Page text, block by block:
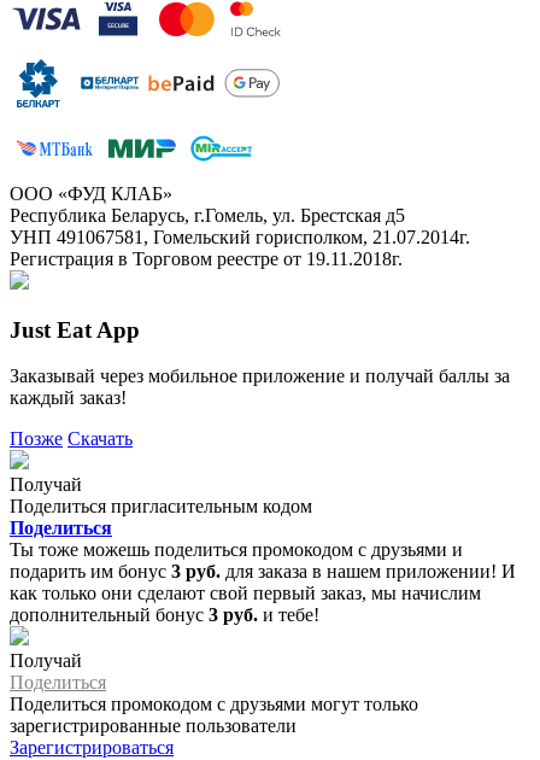
ООО «ФУД КЛАБ»
Республика Беларусь, г.Гомель, ул. Брестская д5
УНП 491067581, Гомельский горисполком, 21.07.2014г.
Регистрация в Торговом реестре от 19.11.2018г.
Just Eat App
Заказывай через мобильное приложение и получай баллы за
каждый заказ!
Позже Скачать
Получай
Поделиться пригласительным кодом
Поделиться
Ты тоже можешь поделиться промокодом с друзьями и
подарить им бонус 3 руб. для заказа в нашем приложении! И
как только они сделают свой первый заказ, мы начислим
дополнительный бонус 3 руб. и тебе!
Получай
Поделиться
Поделиться промокодом с друзьями могут только
зарегистрированные пользователи
Зарегистрироваться